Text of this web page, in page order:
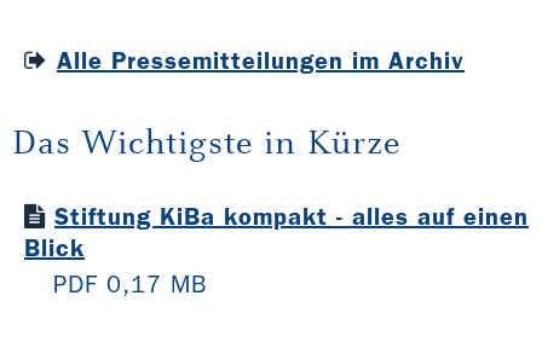
Alle Pressemitteilungen im Archiv
Das Wichtigste in Kürze
Stiftung KiBa kompakt - alles auf einen
Blick
PDF 0,17 MB